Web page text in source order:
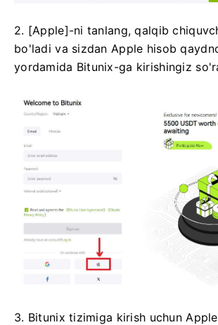
2. [Apple]-ni tanlang, qalqib
bo'ladi va sizdan Apple hisob
yordamida Bitunix-ga kirishingiz
3. Bitunix tizimiga kirish uchun